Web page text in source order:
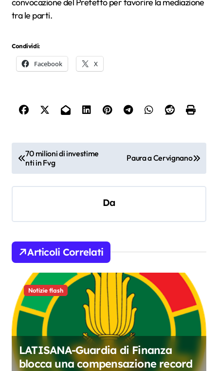
tra le parti.
Condividi:
Facebook X
v
z
i
n
e
a
r
t
70 milioni di investime
nti in Fvg
Paura a Cervignano
Da
Articoli Correlati
Notizie flash
LATISANA-Guardia di Finanza
blocca una compensazione record